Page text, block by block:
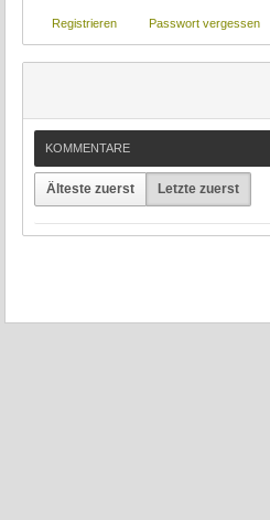
Registrieren Passwort vergessen
KOMMENTARE
Älteste zuerst Letzte zuerst